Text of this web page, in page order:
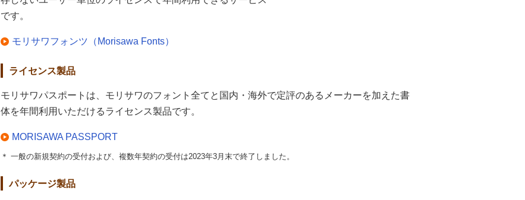
です。
モリサワフォンツ（Morisawa Fonts）
ライセンス製品
モリサワパスポートは、モリサワのフォント全てと国内・海外で定評のあるメーカーを加えた書
体を年間利用いただけるライセンス製品です。
MORISAWA PASSPORT
＊ 一般の新規契約の受付および、複数年契約の受付は2023年3月末で終了しました。
パッケージ製品